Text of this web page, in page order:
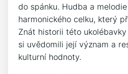
do spánku. Hudba a
harmonického celku, který
Znát historii⁣ této‍
si ⁤uvědomili ⁤její význam a
kulturní hodnoty.